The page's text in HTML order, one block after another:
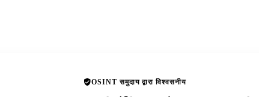
OSINT समुदाय द्वारा विश्वसनीय